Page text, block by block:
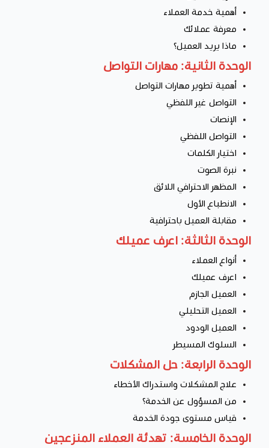
أهمية خدمة العملاء
معرفة عملائك
ماذا يريد العميل؟
الوحدة الثانية: مهارات التواصل
أهمية تطوير مهارات التواصل
التواصل غير اللفظي
الإنصات
التواصل اللفظي
اختيار الكلمات
نبرة الصوت
المظهر الاحترافي اللائق
الانطباع الأول
مقابلة العميل باحترافية
الوحدة الثالثة: اعرف عميلك
أنواع العملاء
اعرف عميلك
العميل الجازم
العميل التحليلي
العميل الودود
السلوك المسيطر
الوحدة الرابعة: حل المشكلات
علاج المشكلات واستدراك الأخطاء
من المسؤول عن الخدمة؟
قياس مستوى جودة الخدمة
الوحدة الخامسة: تهدئة العملاء المنزعجين